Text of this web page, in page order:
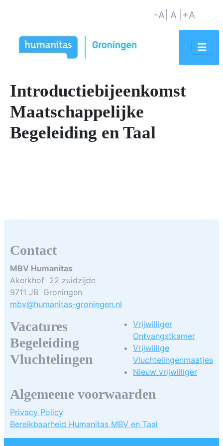
-A | A | +A
Introductiebijeenkomst
Maatschappelijke
Begeleiding en Taal
Contact
MBV Humanitas
Akerkhof 22 zuidzijde
9711 JB Groningen
mbv@humanitas-groningen.nl
Vacatures
Begeleiding
Vluchtelingen
Vrijwilliger
Ontvangstkamer
Vrijwillige
Vluchtelingenmaatjes
Nieuw vrijwilliger
Algemeene voorwaarden
Privacy Policy
Bereikbaarheid Humanitas MBV en Taal